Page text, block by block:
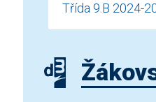
Třída 9.B 2024-